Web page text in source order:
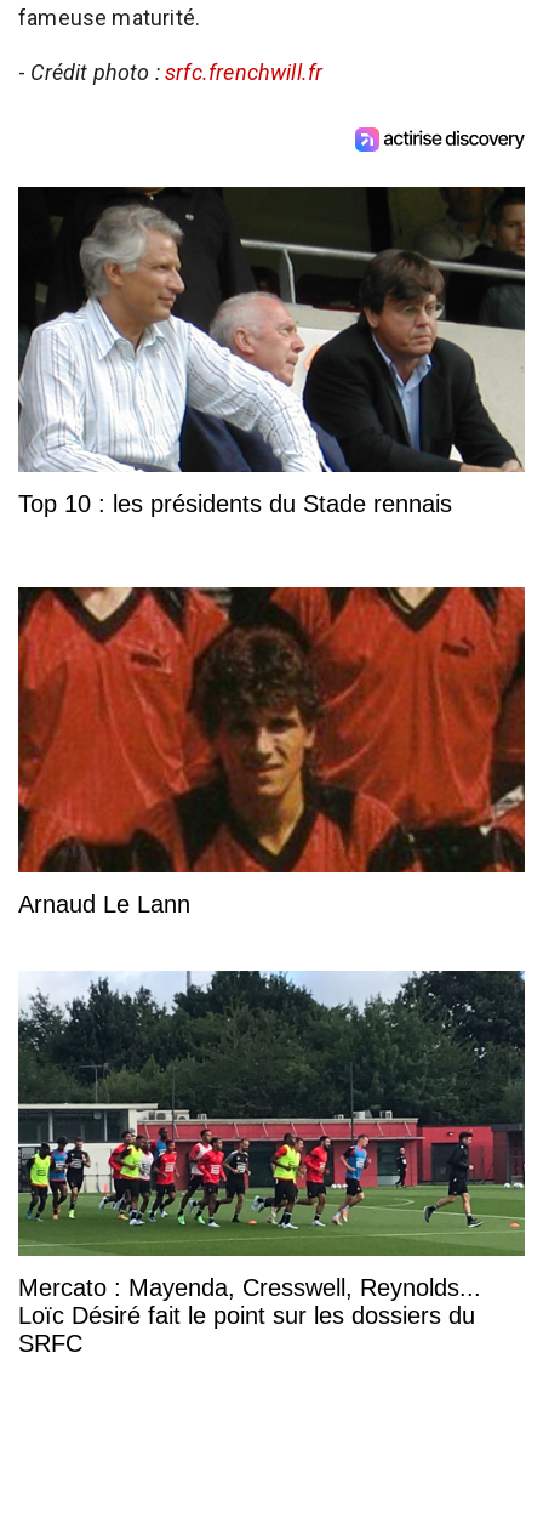
fameuse maturité.
- Crédit photo :srfc.frenchwill.fr
Top 10 : les présidents du Stade rennais
Arnaud Le Lann
Mercato : Mayenda, Cresswell, Reynolds...
Loïc Désiré fait le point sur les dossiers du
SRFC